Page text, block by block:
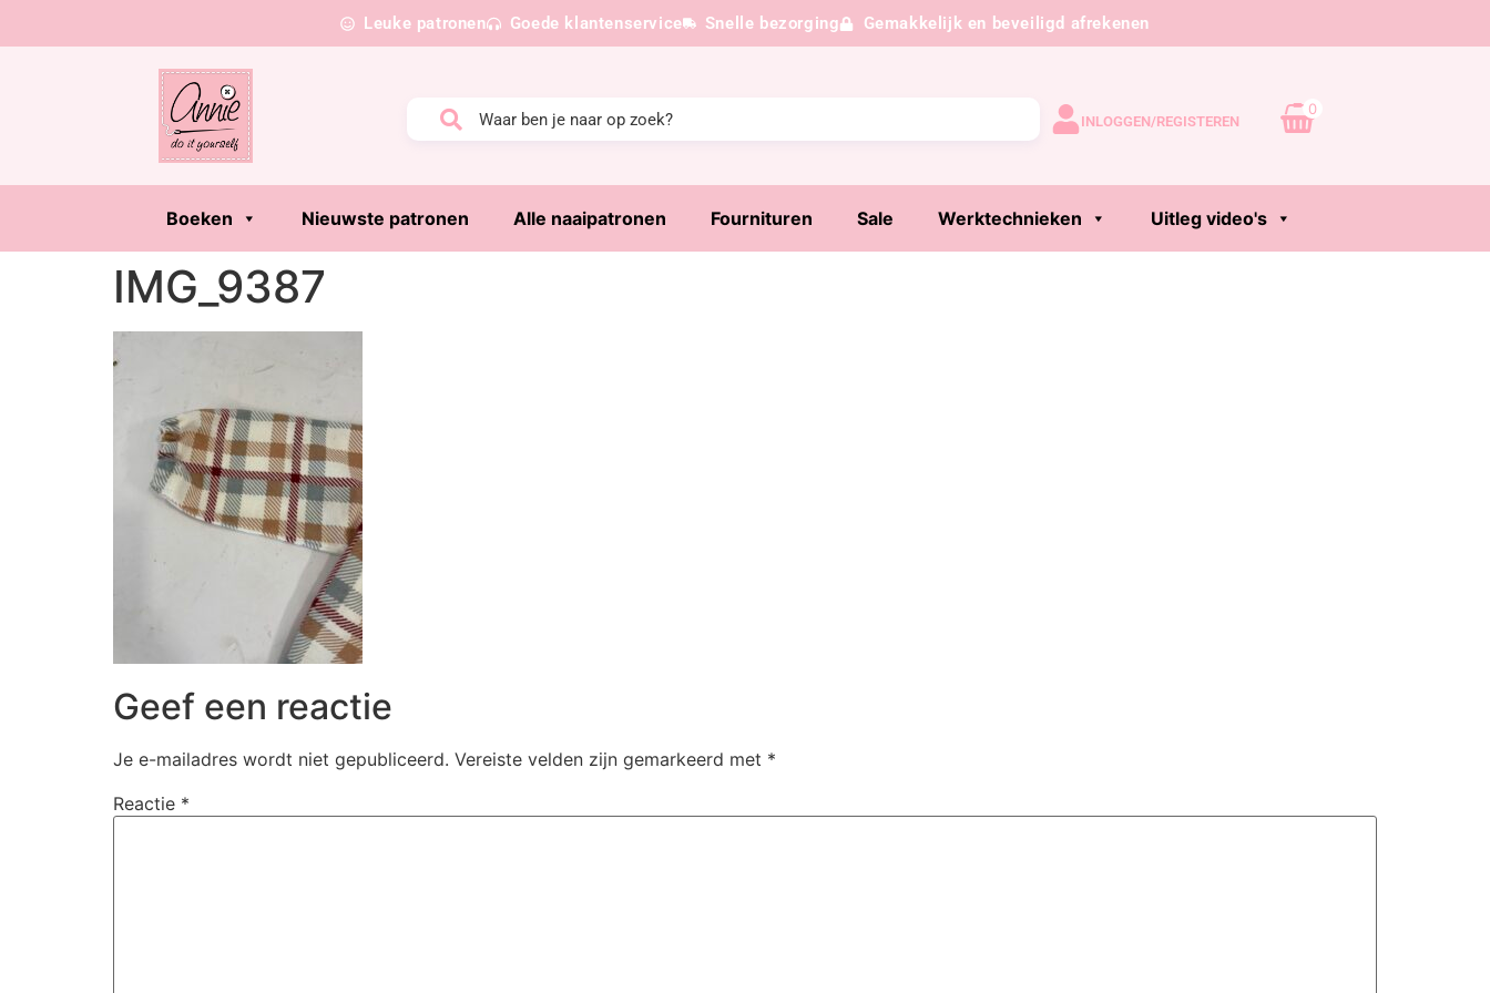
Leuke patronen Goede klantenservice Snelle bezorging Gemakkelijk en beveiligd afrekenen
INLOGGEN/REGISTEREN
0
Boeken Nieuwste patronen Alle naaipatronen Fournituren Sale Werktechnieken Uitleg video's
IMG_9387
Geef een reactie
Je e-mailadres wordt niet gepubliceerd. Vereiste velden zijn gemarkeerd met *
Reactie *